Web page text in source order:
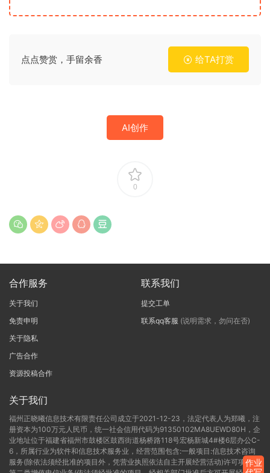
点点赞赏，手留余香 给TA打赏
AI创作
0
合作服务
关于我们
免责申明
关于隐私
广告合作
资源投稿合作
联系我们
提交工单
联系qq客服 (说明需求，勿问在否)
关于我们
福州正晓曦信息技术有限责任公司成立于2021-12-23，法定代表人为郑曦，注
册资本为100万元人民币，统一社会信用代码为91350102MA8UEWD80H，企
业地址位于福建省福州市鼓楼区鼓西街道杨桥路118号宏杨新城4#楼6层办公C-
6，所属行业为软件和信息技术服务业，经营范围包含:一般项目:信息技术咨询
服务(除依法须经批准的项目外，凭营业执照依法自主开展经营活动)许可项目:作业